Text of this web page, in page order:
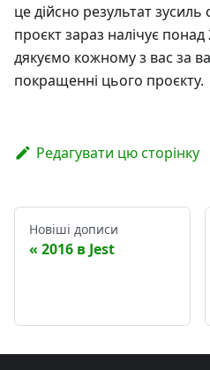
це дійсно результат зусиль
проєкт зараз налічує
дякуємо кожному з вас за
покращенні цього проєкту.
Редагувати цю сторінку
Новіші дописи
2016 в Jest